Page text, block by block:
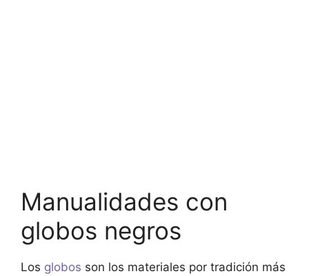
Manualidades con
globos negros
Los globos son los materiales por tradición más